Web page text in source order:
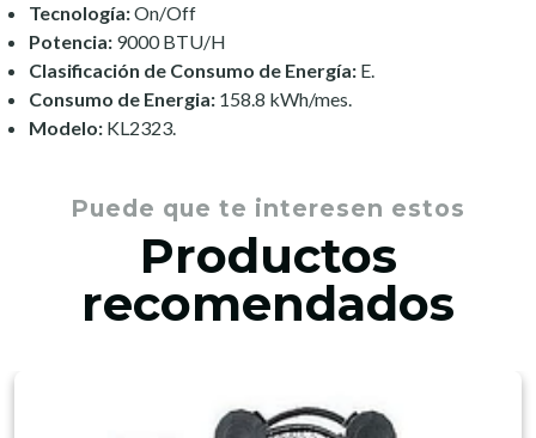
Tecnología:On/Off
Potencia: 9000 BTU/H
Clasificación de Consumo de Energía: E.
Consumo de Energia: 158.8 kWh/mes.
Modelo: KL2323.
Puede que te interesen estos
Productos
recomendados